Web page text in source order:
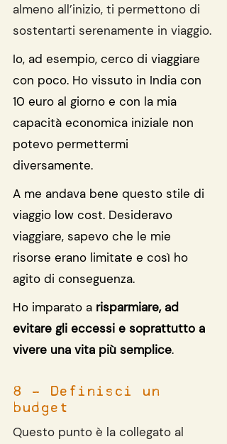
almeno all’inizio, ti permettono di
sostentarti serenamente in viaggio.
Io, ad esempio, cerco di viaggiare
con poco. Ho vissuto in India con
10 euro al giorno e con la mia
capacità economica iniziale non
potevo permettermi
diversamente.
A me andava bene questo stile di
viaggio low cost. Desideravo
viaggiare, sapevo che le mie
risorse erano limitate e così ho
agito di conseguenza.
Ho imparato a risparmiare, ad
evitare gli eccessi e soprattutto a
vivere una vita più semplice.
8 - Definisci un
budget
Questo punto è la collegato al